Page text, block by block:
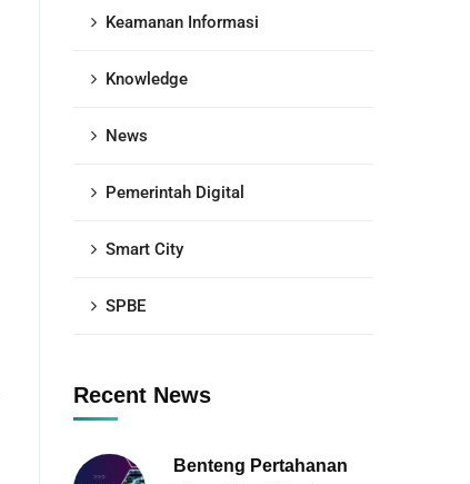
Keamanan Informasi
Knowledge
News
Pemerintah Digital
Smart City
SPBE
Recent News
Benteng Pertahanan